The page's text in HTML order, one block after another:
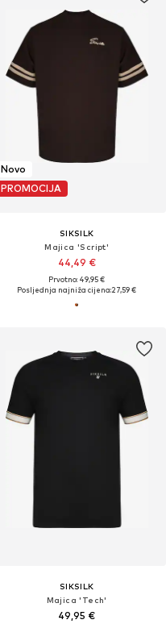
Novo
PROMOCIJA
SIKSILK
Majica 'Script'
44,49 €
Prvotno: 49,95 €
Posljednja najniža cijena:27,59 €
SIKSILK
Majica 'Tech'
49,95 €